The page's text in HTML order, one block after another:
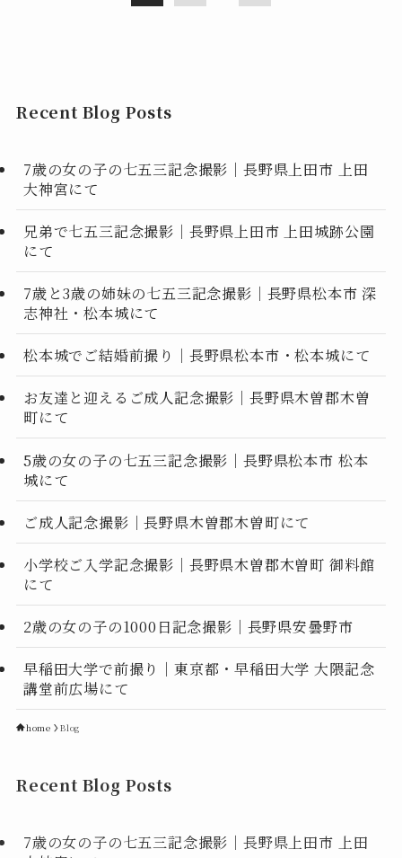
Recent Blog Posts
7歳の女の子の七五三記念撮影｜長野県上田市 上田
大神宮にて
兄弟で七五三記念撮影｜長野県上田市 上田城跡公園
にて
7歳と3歳の姉妹の七五三記念撮影｜長野県松本市 深
志神社・松本城にて
松本城でご結婚前撮り｜長野県松本市・松本城にて
お友達と迎えるご成人記念撮影｜長野県木曽郡木曽
町にて
5歳の女の子の七五三記念撮影｜長野県松本市 松本
城にて
ご成人記念撮影｜長野県木曽郡木曽町にて
小学校ご入学記念撮影｜長野県木曽郡木曽町 御料館
にて
2歳の女の子の1000日記念撮影｜長野県安曇野市
早稲田大学で前撮り｜東京都・早稲田大学 大隈記念
講堂前広場にて
home Blog
Recent Blog Posts
7歳の女の子の七五三記念撮影｜長野県上田市 上田